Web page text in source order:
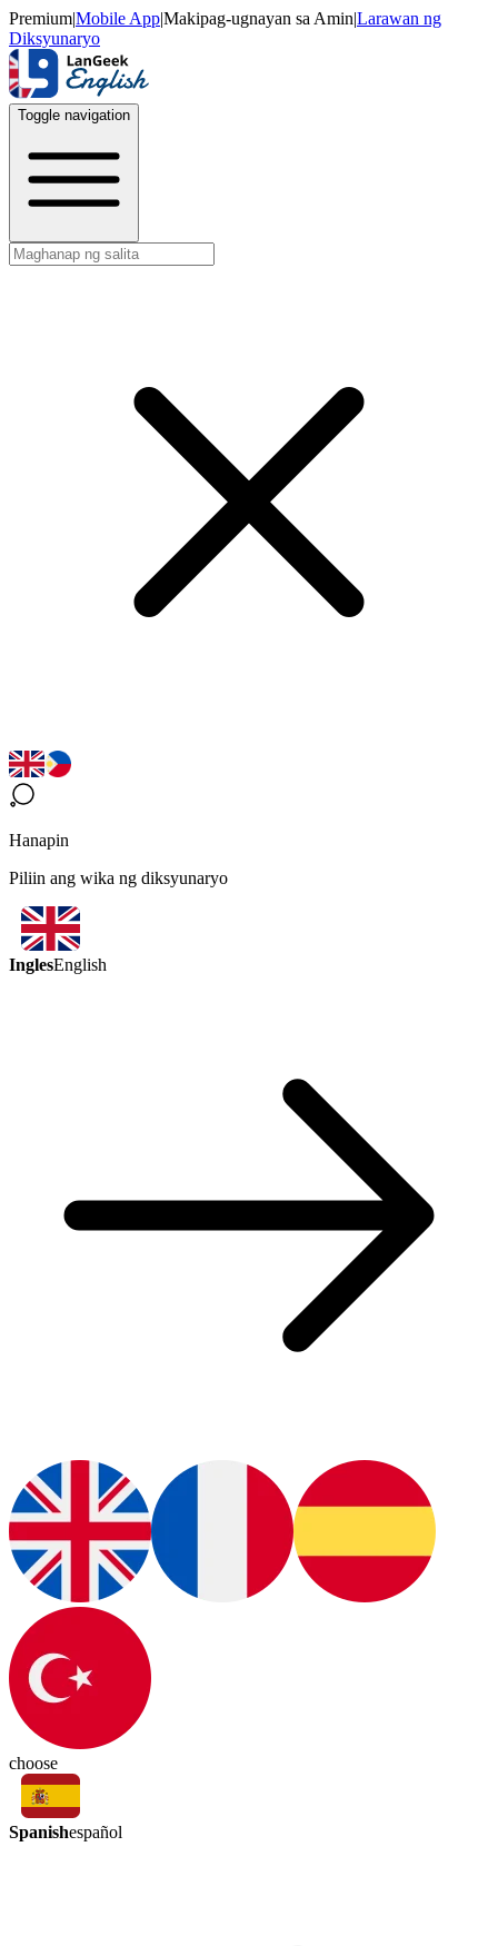
Premium|Mobile App|Makipag-ugnayan sa Amin|Larawan ng
Diksyunaryo
Toggle navigation
Hanapin
Piliin ang wika ng diksyunaryo
InglesEnglish
choose
Spanishespañol